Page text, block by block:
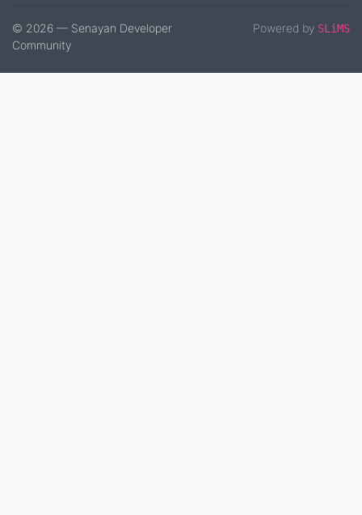
© 2026 — Senayan Developer
Community
Powered by SLiMS